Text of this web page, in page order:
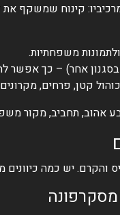
קינוח שמשקף
משפחתיות.
אחר) – כך אפשר
קטן, פרחים,
אהוב, תחביב, מקור
והקרם. יש כמה